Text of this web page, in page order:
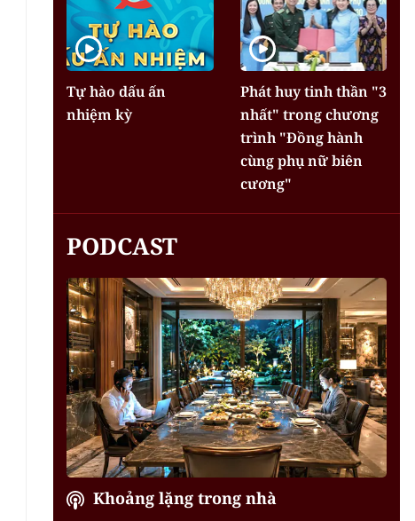
Tự hào dấu ấn
nhiệm kỳ
Phát huy tinh thần "3
nhất" trong chương
trình "Đồng hành
cùng phụ nữ biên
cương"
PODCAST
Khoảng lặng trong nhà